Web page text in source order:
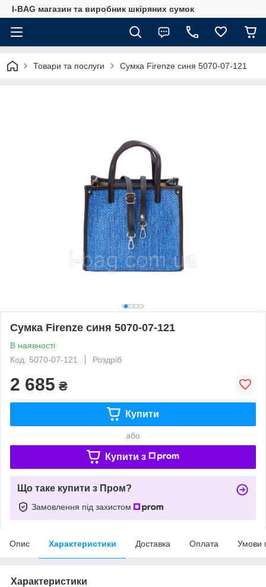
I-BAG магазин та виробник шкіряних сумок
Товари та послуги Сумка Firenze синя 5070-07-121
Сумка Firenze синя 5070-07-121
В наявності
Код: 5070-07-121
Роздріб
2 685 ₴
Купити
або
Купити з
Що таке купити з Пром?
Замовлення під захистом
Опис Характеристики Доставка Оплата Умови
Характеристики